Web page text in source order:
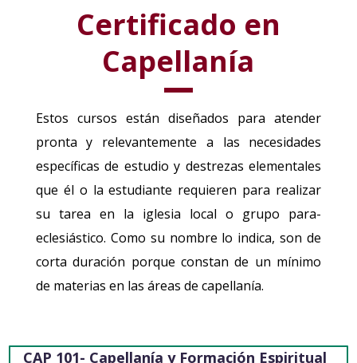
Certificado en
Capellanía
Estos cursos están diseñados para atender
pronta y relevantemente a las necesidades
específicas de estudio y destrezas elementales
que él o la estudiante requieren para realizar
su tarea en la iglesia local o grupo para-
eclesiástico. Como su nombre lo indica, son de
corta duración porque constan de un mínimo
de materias en las áreas de capellanía.
CAP 101- Capellanía y Formación Espiritual